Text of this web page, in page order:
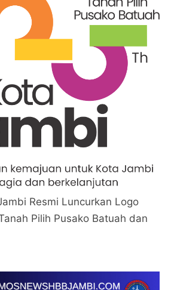
Resmi Luncurkan Logo
Pilih Pusako Batuah dan